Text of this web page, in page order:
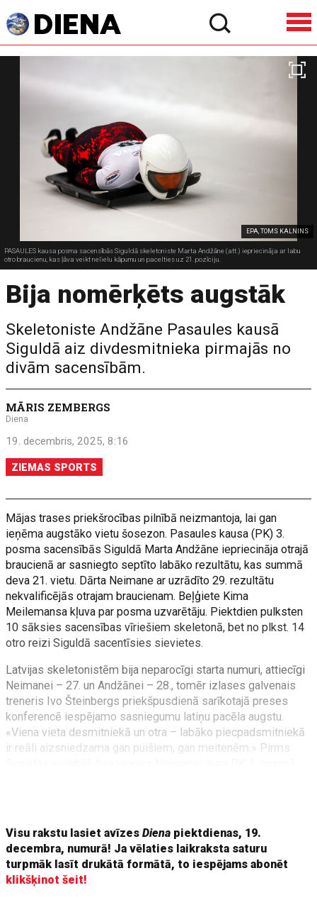
EPA, TOMS KALNINS
PASAULES kausa posma sacensībās Siguldā skeletoniste Marta Andžāne (att.) iepriecināja ar labu
otro braucienu, kas ļāva veikt nelielu kāpumu un pacelties uz 21. pozīciju.
Bija nomērķēts augstāk
Skeletoniste Andžāne Pasaules kausā
Siguldā aiz divdesmitnieka pirmajās no
divām sacensībām.
MĀRIS ZEMBERGS
Diena
19. decembris, 2025, 8:16
ZIEMAS SPORTS
Mājas trases priekšrocības pilnībā neizmantoja, lai gan
ieņēma augstāko vietu šosezon. Pasaules kausa (PK) 3.
posma sacensībās Siguldā Marta Andžāne iepriecināja otrajā
braucienā ar sasniegto septīto labāko rezultātu, kas summā
deva 21. vietu. Dārta Neimane ar uzrādīto 29. rezultātu
nekvalificējās otrajam braucienam. Beļģiete Kima
Meilemansa kļuva par posma uzvarētāju. Piektdien pulksten
10 sāksies sacensības vīriešiem skeletonā, bet no plkst. 14
otro reizi Siguldā sacentīsies sievietes.
Latvijas skeletonistēm bija neparocīgi starta numuri, attiecīgi
Neimanei – 27. un Andžānei – 28., tomēr izlases galvenais
treneris Ivo Šteinbergs priekšpusdienā sarīkotajā preses
konferencē iespējamo sasniegumu latiņu pacēla augstu.
«Viena vieta desmitniekā un otra – labāko piecpadsmitniekā
ir reāli aizsniedzama gan puišiem, gan meitenēm.» Pirms
Visu rakstu lasiet avīzesDiena piektdienas, 19.
decembra, numurā! Ja vēlaties laikraksta saturu
turpmāk lasīt drukātā formātā, to iespējams abonēt
klikšķinot šeit!